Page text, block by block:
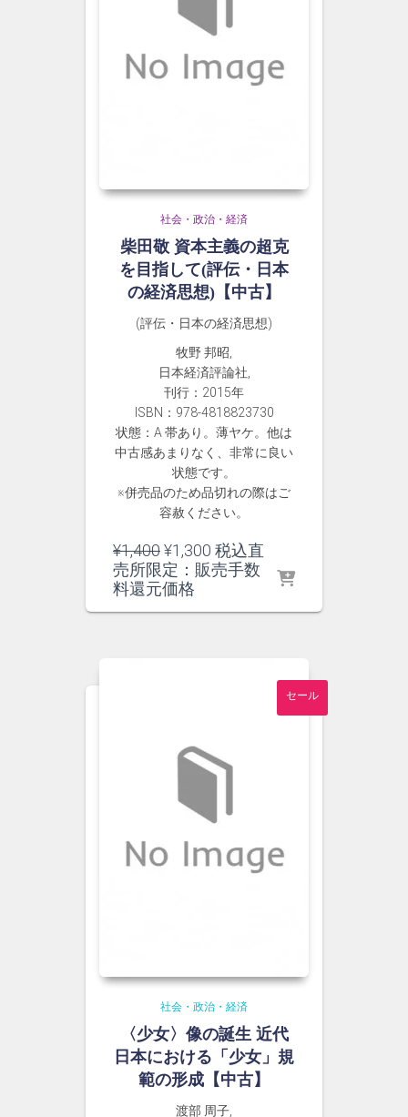
社会・政治・経済
柴田敬 資本主義の超克
を目指して(評伝・日本
の経済思想)【中古】
(評伝・日本の経済思想)
牧野 邦昭,
日本経済評論社,
刊行：2015年
ISBN：978-4818823730
状態：A 帯あり。薄ヤケ。他は
中古感あまりなく、非常に良い
状態です。
※併売品のため品切れの際はご
容赦ください。
¥1,400元
の
価
¥1,300 現
在
税込直
売所限定：販売手数
料還元価格
セール
社会・政治・経済
〈少女〉像の誕生 近代
日本における「少女」規
範の形成【中古】
渡部 周子,